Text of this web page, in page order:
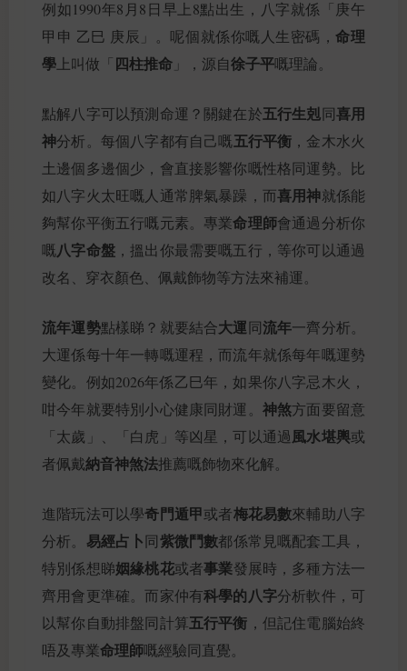
例如1990年8月8日早上8點出生，八字就係「庚午
甲申 乙巳 庚辰」。呢個就係你嘅人生密碼，命理
學 上叫做「四柱推命 」，源自徐子平嘅理論。
點解八字可以預測命運？關鍵在於五行生剋同喜用
神分析。每個八字都有自己嘅五行平衡 ，金木水火
土邊個多邊個少，會直接影響你嘅性格同運勢。比
如八字火太旺嘅人通常脾氣暴躁，而喜用神就係能
夠幫你平衡五行嘅元素。專業命理師會通過分析你
嘅八字命盤，搵出你最需要嘅五行，等你可以通過
改名、穿衣顏色、佩戴飾物等方法來補運。
流年運勢點樣睇？就要結合大運同流年一齊分析。
大運係每十年一轉嘅運程，而流年就係每年嘅運勢
變化。例如2026年係乙巳年，如果你八字忌木火，
咁今年就要特別小心健康同財運。 神煞方面要留意
「太歲」、「白虎」等凶星，可以通過風水堪輿或
者佩戴納音神煞法推薦嘅飾物來化解。
進階玩法可以學奇門遁甲或者梅花易數來輔助八字
分析。 易經占卜同紫微鬥數都係常見嘅配套工具，
特別係想睇姻緣桃花或者事業發展時，多種方法一
齊用會更準確。而家仲有科學的八字分析軟件，可
以幫你自動排盤同計算五行平衡 ，但記住電腦始終
唔及專業命理師嘅經驗同直覺。